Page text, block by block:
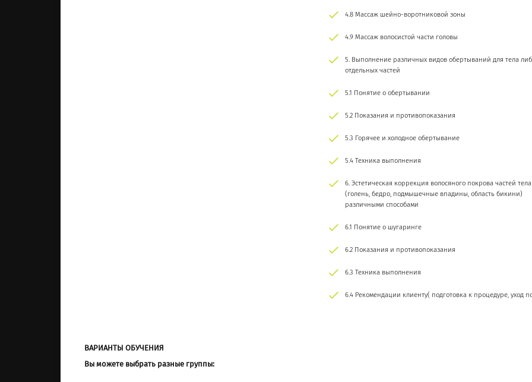
4.8 Массаж шейно-воротниковой зоны
4.9 Массаж волосистой части головы
5. Выполнение различных видов обертываний для тела
отдельных частей
5.1 Понятие о обертывании
5.2 Показания и противопоказания
5.3 Горячее и холодное обертывание
5.4 Техника выполнения
6. Эстетическая коррекция волосяного покрова частей тела
(голень, бедро, подмышечные впадины, область бикини)
различными способами
6.1 Понятие о шугаринге
6.2 Показания и противопоказания
6.3 Техника выполнения
6.4 Рекомендации клиенту( подготовка к процедуре, уход
ВАРИАНТЫ ОБУЧЕНИЯ
Вы можете выбрать разные группы: